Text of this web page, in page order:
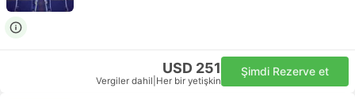
USD 251
Vergiler dahil Her bir yetişkin
Şimdi Rezerve et